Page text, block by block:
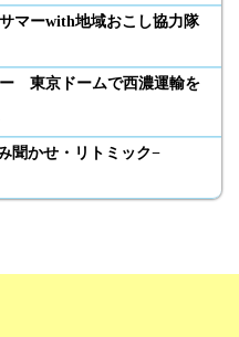
マーwith地域おこし協力隊
東京ドームで西濃運輸を
聞かせ・リトミック−